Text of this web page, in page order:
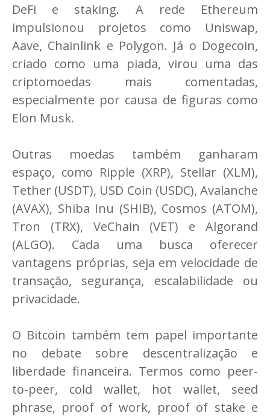
DeFi e staking. A rede Ethereum
impulsionou projetos como Uniswap,
Aave, Chainlink e Polygon. Já o Dogecoin,
criado como uma piada, virou uma das
criptomoedas mais comentadas,
especialmente por causa de figuras como
Elon Musk.
Outras moedas também ganharam
espaço, como Ripple (XRP), Stellar (XLM),
Tether (USDT), USD Coin (USDC), Avalanche
(AVAX), Shiba Inu (SHIB), Cosmos (ATOM),
Tron (TRX), VeChain (VET) e Algorand
(ALGO). Cada uma busca oferecer
vantagens próprias, seja em velocidade de
transação, segurança, escalabilidade ou
privacidade.
O Bitcoin também tem papel importante
no debate sobre descentralização e
liberdade financeira. Termos como peer-
to-peer, cold wallet, hot wallet, seed
phrase, proof of work, proof of stake e